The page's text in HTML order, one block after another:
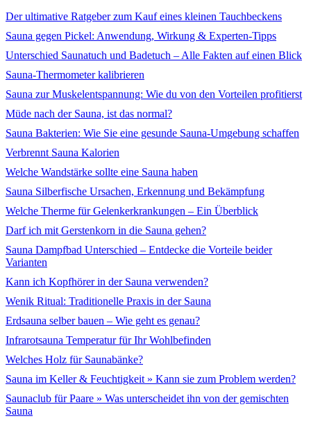
Der ultimative Ratgeber zum Kauf eines kleinen Tauchbeckens
Sauna gegen Pickel: Anwendung, Wirkung & Experten-Tipps
Unterschied Saunatuch und Badetuch – Alle Fakten auf einen Blick
Sauna-Thermometer kalibrieren
Sauna zur Muskelentspannung: Wie du von den Vorteilen profitierst
Müde nach der Sauna, ist das normal?
Sauna Bakterien: Wie Sie eine gesunde Sauna-Umgebung schaffen
Verbrennt Sauna Kalorien
Welche Wandstärke sollte eine Sauna haben
Sauna Silberfische Ursachen, Erkennung und Bekämpfung
Welche Therme für Gelenkerkrankungen – Ein Überblick
Darf ich mit Gerstenkorn in die Sauna gehen?
Sauna Dampfbad Unterschied – Entdecke die Vorteile beider
Varianten
Kann ich Kopfhörer in der Sauna verwenden?
Wenik Ritual: Traditionelle Praxis in der Sauna
Erdsauna selber bauen – Wie geht es genau?
Infrarotsauna Temperatur für Ihr Wohlbefinden
Welches Holz für Saunabänke?
Sauna im Keller & Feuchtigkeit » Kann sie zum Problem werden?
Saunaclub für Paare » Was unterscheidet ihn von der gemischten
Sauna